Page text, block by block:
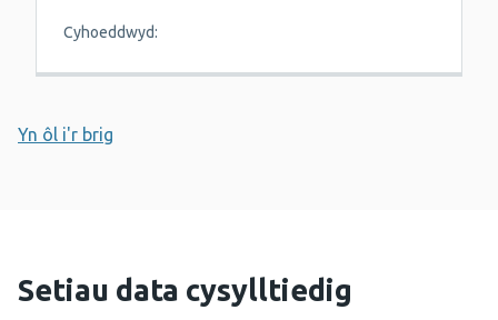
Cyhoeddwyd:
Yn ôl i'r brig
Setiau data cysylltiedig